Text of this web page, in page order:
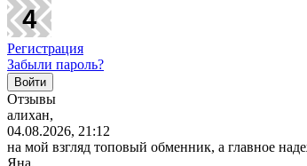
Регистрация
Забыли пароль?
Отзывы
алихан,
04.08.2026, 21:12
на мой взгляд топовый обменник, а главное
Яна,